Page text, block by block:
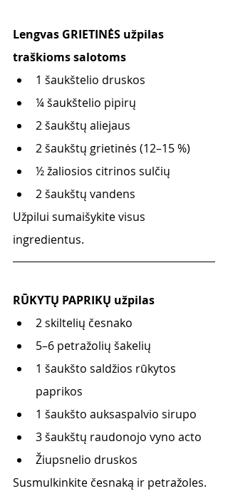
Lengvas GRIETINĖS užpilas
traškioms salotoms
1 šaukštelio druskos
¼ šaukštelio pipirų
2 šaukštų aliejaus
2 šaukštų grietinės (12–15 %)
½ žaliosios citrinos sulčių
2 šaukštų vandens
Užpilui sumaišykite visus
ingredientus.
RŪKYTŲ PAPRIKŲ užpilas
2 skiltelių česnako
5–6 petražolių šakelių
1 šaukšto saldžios rūkytos
paprikos
1 šaukšto auksaspalvio sirupo
3 šaukštų raudonojo vyno acto
Žiupsnelio druskos
Susmulkinkite česnaką ir petražoles.